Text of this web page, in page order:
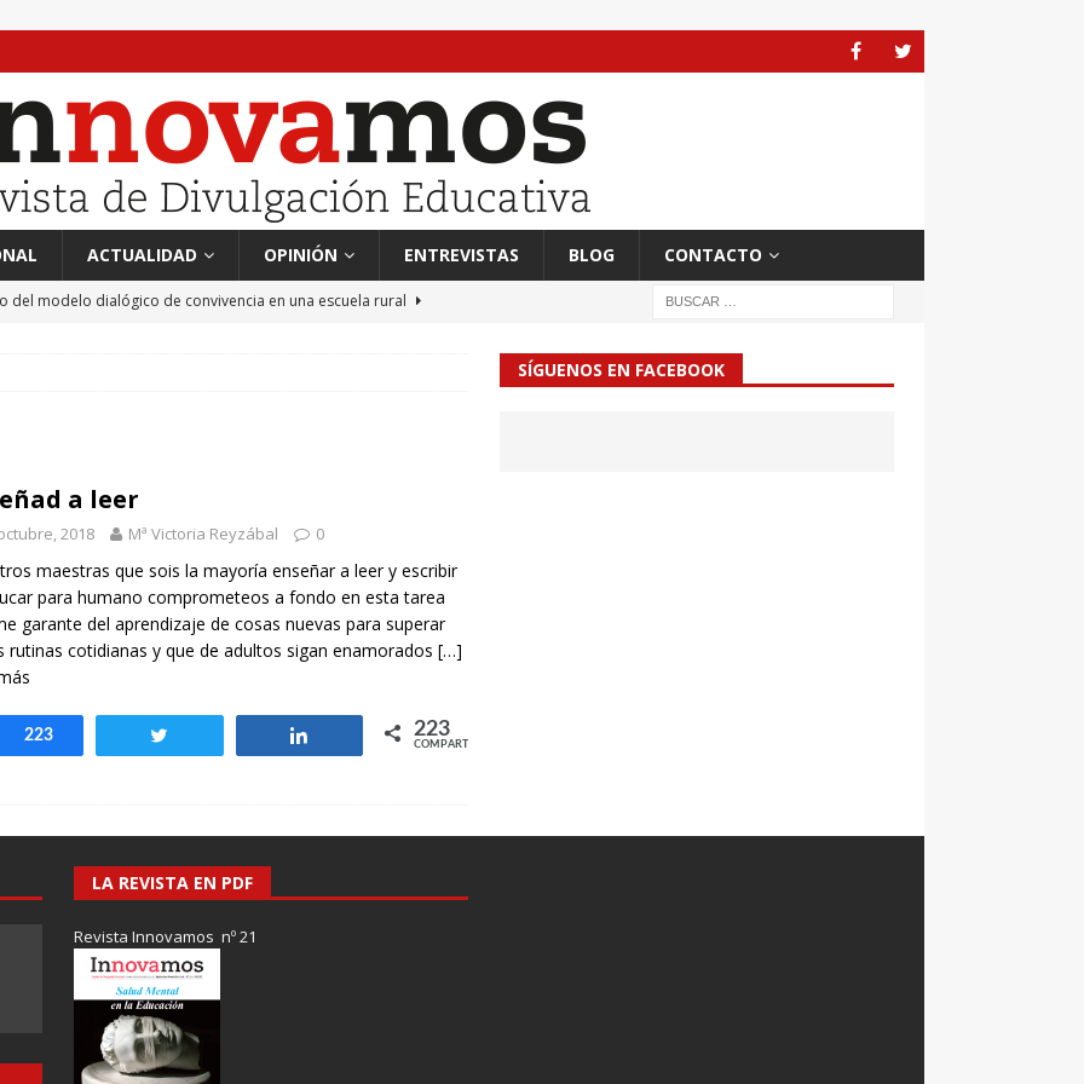
ACTUALIDAD OPINIÓN ENTREVISTAS BLOG CONTACTO
del modelo dialógico de convivencia en una escuela rural
Llanos
MIL PALABRAS
otros mundos es posible: Tertulias entre familiares en la Escuela
Castillo
EVIDENCIAS
a leer
2018 Mª Victoria Reyzábal 0
maestras que sois la mayoría enseñar a leer y escribir
para humano comprometeos a fondo en esta tarea
garante del aprendizaje de cosas nuevas para superar
rutinas cotidianas y que de adultos sigan enamorados […]
Compartir
223 Compartir 223
COMPARTIR
SÍGUENOS EN FACEBOOK
LA REVISTA EN PDF
Revista Innovamos nº 21